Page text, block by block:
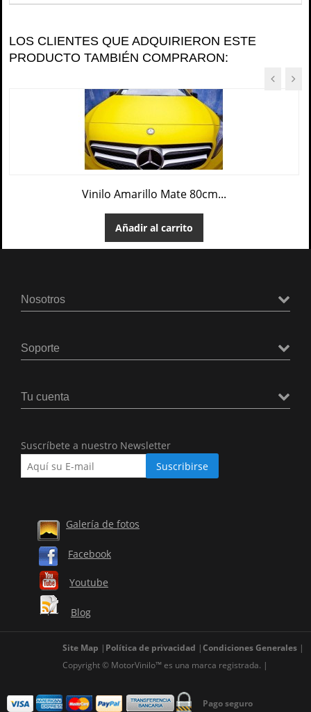
LOS CLIENTES QUE ADQUIRIERON ESTE
PRODUCTO TAMBIÉN COMPRARON:
Vinilo Amarillo Mate 80cm...
Añadir al carrito
Nosotros
Soporte
Tu cuenta
Suscríbete a nuestro Newsletter
Galería de fotos
Facebook
Youtube
Blog
Site Map Política de privacidad
Condiciones Generales
Copyright © MotorVinilo™ es una marca registrada.
Pago seguro